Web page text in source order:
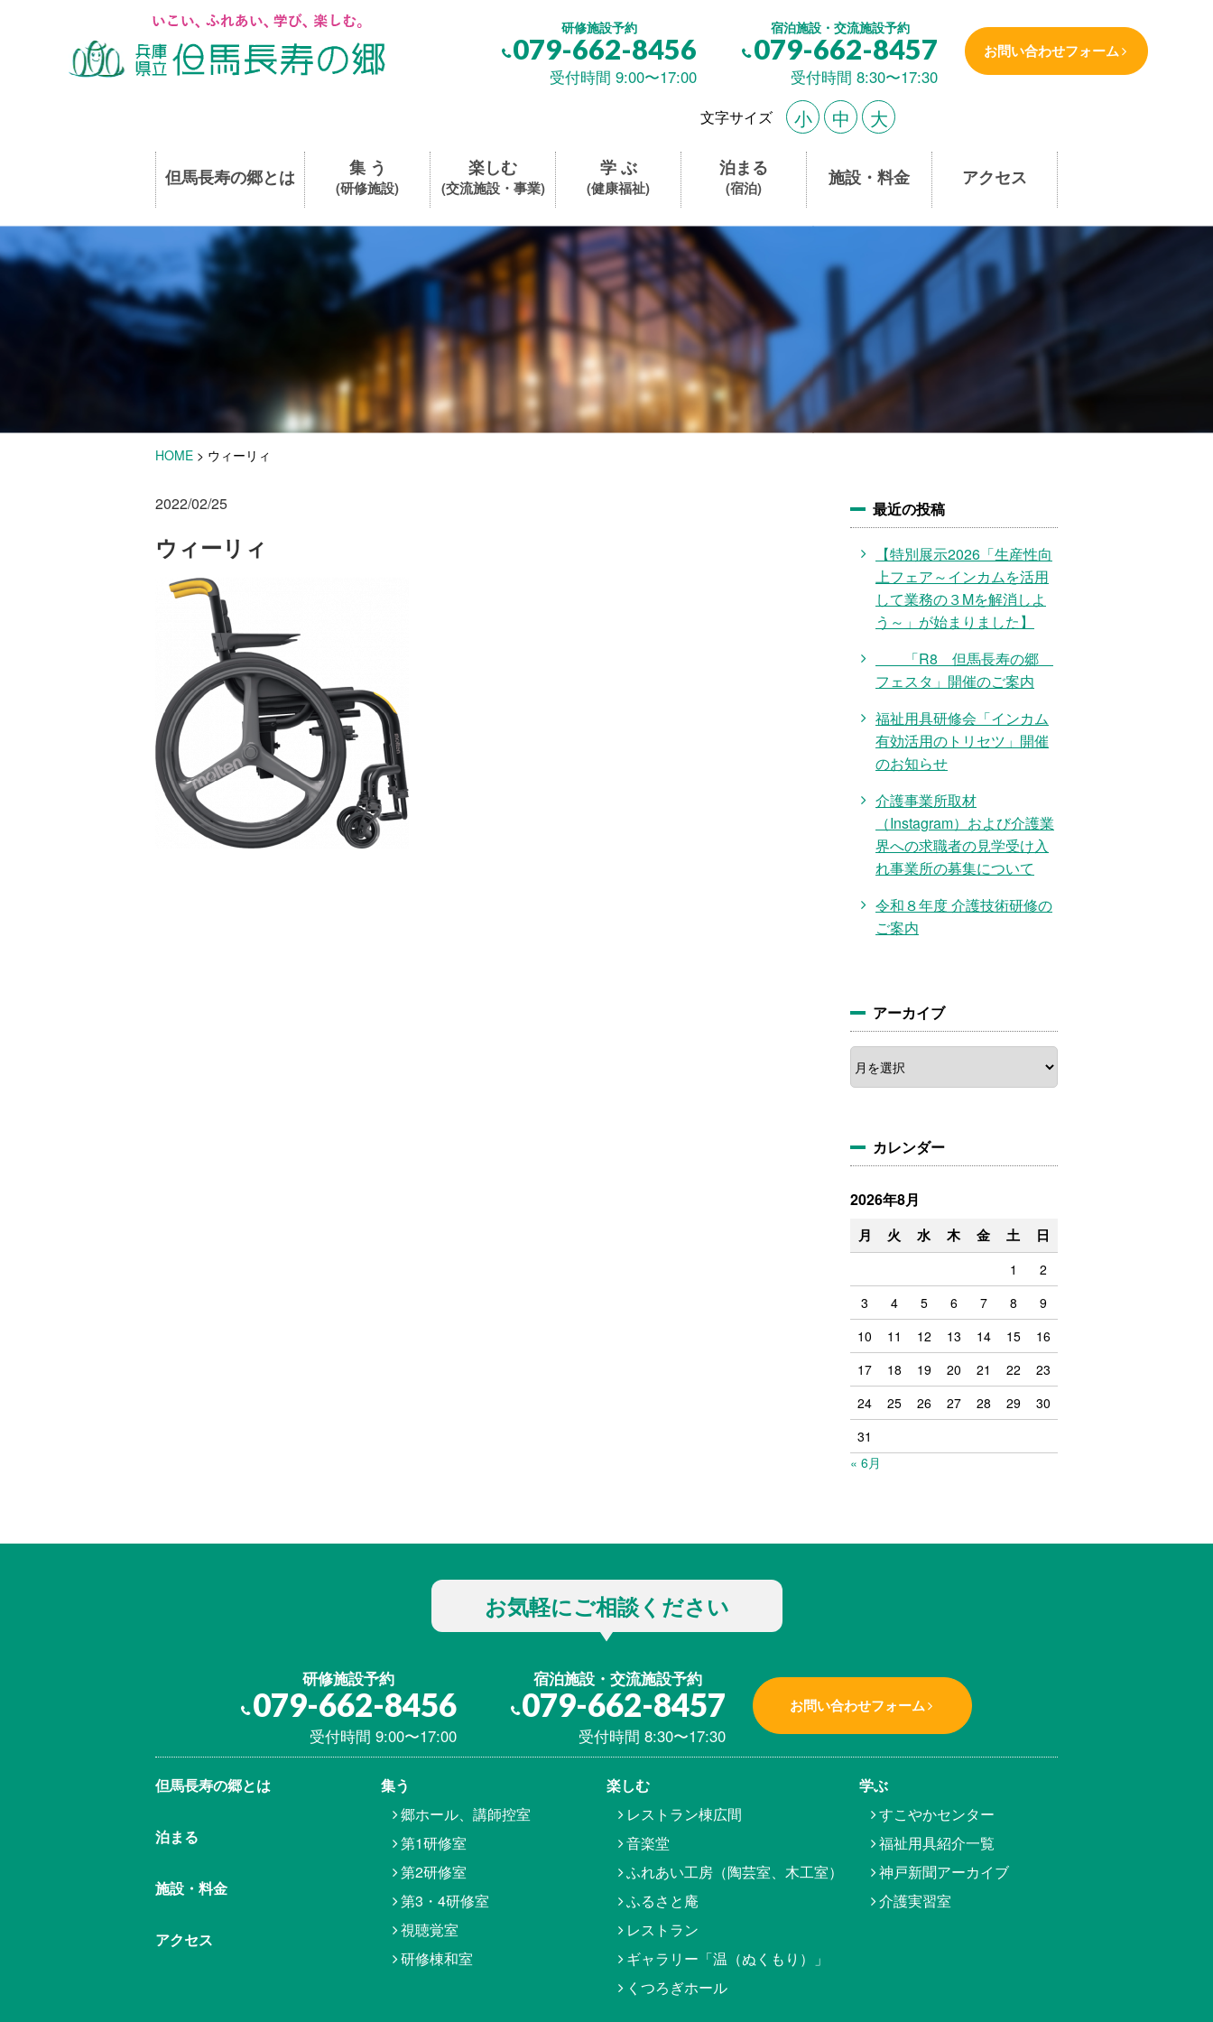
研修施設予約
079-662-8456
受付時間 9:00〜17:00
宿泊施設・交流施設予約
079-662-8457
受付時間 8:30〜17:30
お問い合わせフォーム
文字サイズ 小 中 大
但馬長寿の郷とは 集 う
(研修施設)
楽しむ
(交流施設・事業)
学 ぶ
(健康福祉)
泊まる
(宿泊) 施設・料金 アクセス
HOME > ウィーリィ
2022/02/25
ウィーリィ
最近の投稿
【特別展示2026「生産性向
上フェア～インカムを活用
して業務の３Mを解消しよ
う～」が始まりました】
「R8 但馬長寿の郷
フェスタ」開催のご案内
福祉用具研修会「インカム
有効活用のトリセツ」開催
のお知らせ
介護事業所取材
（Instagram）および介護業
界への求職者の見学受け入
れ事業所の募集について
令和８年度 介護技術研修の
ご案内
アーカイブ
ア
ー
カ
カレンダー
2026年8月
月 火 水 木 金 土 日
1
2
3
4 5 6 7 8
9
10
11 12 13 14 15
16
17
18 19 20 21 22
23
24
25 26 27 28 29
30
31
« 6月
お気軽にご相談ください
研修施設予約
079-662-8456
受付時間 9:00〜17:00
宿泊施設・交流施設予約
079-662-8457
受付時間 8:30〜17:30
お問い合わせフォーム
但馬⾧寿の郷とは
泊まる
施設・料金
アクセス
集う
郷ホール、講師控室
第1研修室
第2研修室
第3・4研修室
視聴覚室
研修棟和室
楽しむ
レストラン棟広間
音楽堂
ふれあい工房（陶芸室、木工室）
ふるさと庵
レストラン
ギャラリー「温（ぬくもり）」
くつろぎホール
学ぶ
すこやかセンター
福祉用具紹介一覧
神戸新聞アーカイブ
介護実習室